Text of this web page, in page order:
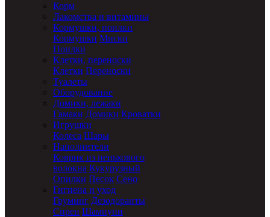
Корм
Лакомства и витамины
Кормушки, поилки
Кормушки Миски
Поилки
Клетки, переноски
Клетки Переноски
Туалеты
Оборудование
Домики, лежаки
Гамаки Домики Кроватки
Игрушки
Колеса Шары
Наполнители
Коврик из пенькового
волокна Кукурузный
Опилки Песок Сено
Гигиена и уход
Груминг Дезодоранты
Спреи Шампуни